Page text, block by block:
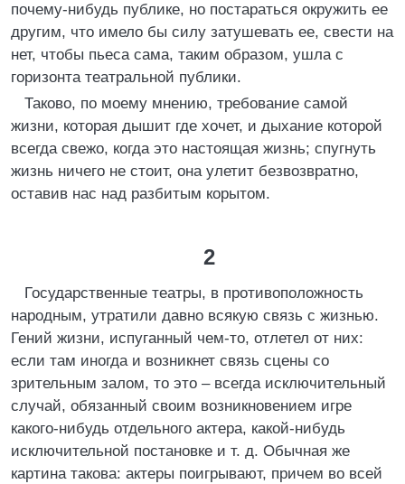
почему-нибудь публике, но постараться окружить ее
другим, что имело бы силу затушевать ее, свести на
нет, чтобы пьеса сама, таким образом, ушла с
горизонта театральной публики.
Таково, по моему мнению, требование самой
жизни, которая дышит где хочет, и дыхание которой
всегда свежо, когда это настоящая жизнь; спугнуть
жизнь ничего не стоит, она улетит безвозвратно,
оставив нас над разбитым корытом.
2
Государственные театры, в противоположность
народным, утратили давно всякую связь с жизнью.
Гений жизни, испуганный чем-то, отлетел от них:
если там иногда и возникнет связь сцены со
зрительным залом, то это – всегда исключительный
случай, обязанный своим возникновением игре
какого-нибудь отдельного актера, какой-нибудь
исключительной постановке и т. д. Обычная же
картина такова: актеры поигрывают, причем во всей